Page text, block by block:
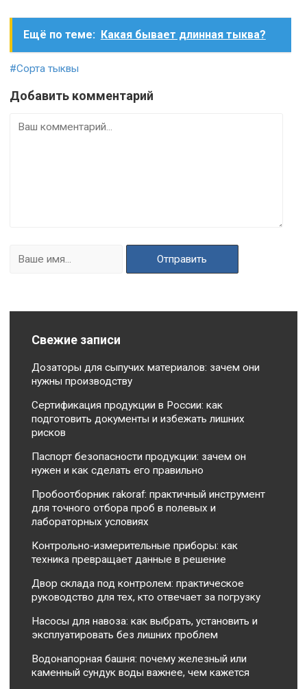
Ещё по теме: Какая бывает длинная тыква?
#Сорта тыквы
Добавить комментарий
Свежие записи
Дозаторы для сыпучих материалов: зачем они
нужны производству
Сертификация продукции в России: как
подготовить документы и избежать лишних
рисков
Паспорт безопасности продукции: зачем он
нужен и как сделать его правильно
Пробоотборник rakoraf: практичный инструмент
для точного отбора проб в полевых и
лабораторных условиях
Контрольно-измерительные приборы: как
техника превращает данные в решение
Двор склада под контролем: практическое
руководство для тех, кто отвечает за погрузку
Насосы для навоза: как выбрать, установить и
эксплуатировать без лишних проблем
Водонапорная башня: почему железный или
каменный сундук воды важнее, чем кажется